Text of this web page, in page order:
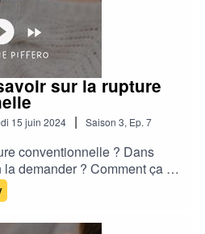
sur la rupture
15 juin 2024 | Saison 3, Ep. 7
conventionnelle ? Dans
demander ? Comment ça se
?Est-ce qu’il y a des
ce n’est pas possible ?
peut négocier une